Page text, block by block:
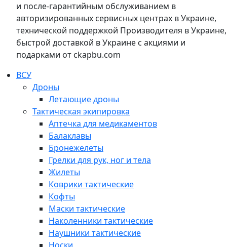
и после-гарантийным обслуживанием в
авторизированных сервисных центрах в Украине,
технической поддержкой Производителя в Украине,
быстрой доставкой в Украине с акциями и
подарками от ckapbu.com
ВСУ
Дроны
Летающие дроны
Тактическая экипировка
Аптечка для медикаментов
Балаклавы
Бронежелеты
Грелки для рук, ног и тела
Жилеты
Коврики тактические
Кофты
Маски тактические
Наколенники тактические
Наушники тактические